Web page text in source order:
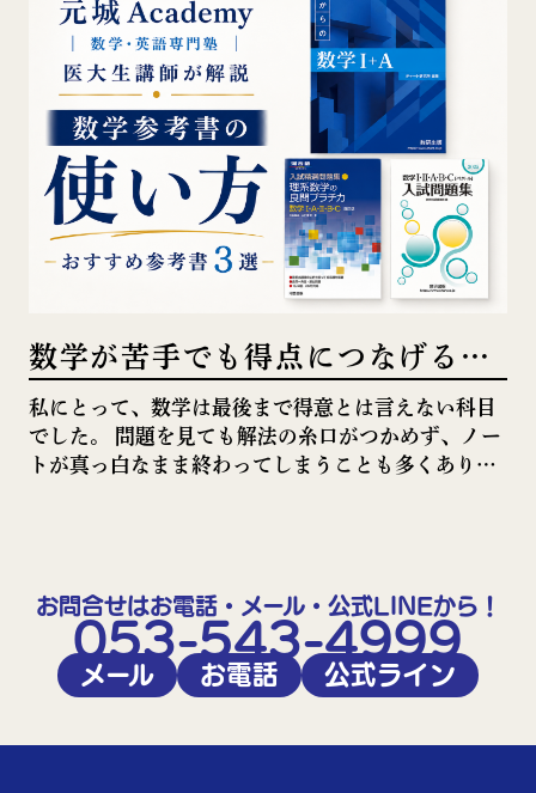
数学が苦手でも得点につなげる勉
強法｜参考書の使い方と復習のポ
イント
私にとって、数学は最後まで得意とは言えない科目
でした。 問題を見ても解法の糸口がつかめず、ノー
トが真っ白なまま終わってしまうことも多くありま
お問合せはお電話・メール・公式LINEから！
053-543-4999
メール お電話 公式ライン